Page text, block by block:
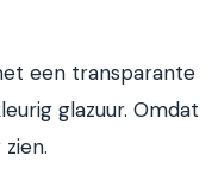
een transparante
glazuur. Omdat